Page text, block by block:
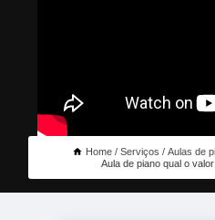
Home Serviços Aulas de
Aula de piano qual o